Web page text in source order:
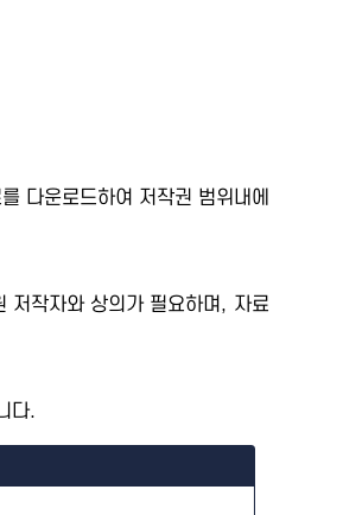
다운로드하여 저작권 범위내에
저작자와 상의가 필요하며, 자료
다.